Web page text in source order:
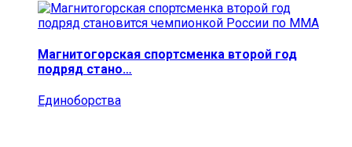
Магнитогорская спортсменка второй год
подряд стано…
Единоборства